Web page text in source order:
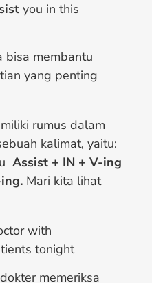
you in this
bisa membantu
yang penting
rumus dalam
kalimat, yaitu:
Assist + IN + V-ing
Mari kita lihat
with
tonight
memeriksa